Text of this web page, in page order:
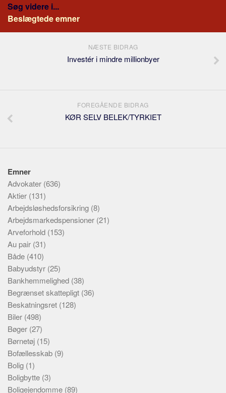
Søg videre i...
Beslægtede emner
NÆSTE BIDRAG
Investér i mindre millionbyer
FOREGÅENDE BIDRAG
KØR SELV BELEK/TYRKIET
Emner
Advokater (636)
Aktier (131)
Arbejdsløshedsforsikring (8)
Arbejdsmarkedspensioner (21)
Arveforhold (153)
Au pair (31)
Både (410)
Babyudstyr (25)
Bankhemmelighed (38)
Begrænset skattepligt (36)
Beskatningsret (128)
Biler (498)
Bøger (27)
Børnetøj (15)
Bofællesskab (9)
Bolig (1)
Boligbytte (3)
Boligejendomme (89)